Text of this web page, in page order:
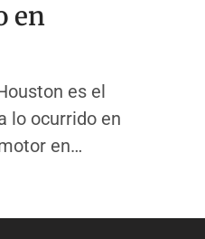
en
es el
lo ocurrido en
en